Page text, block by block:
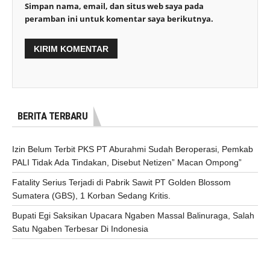
Simpan nama, email, dan situs web saya pada
peramban ini untuk komentar saya berikutnya.
BERITA TERBARU
Izin Belum Terbit PKS PT Aburahmi Sudah Beroperasi, Pemkab
PALI Tidak Ada Tindakan, Disebut Netizen” Macan Ompong”
Fatality Serius Terjadi di Pabrik Sawit PT Golden Blossom
Sumatera (GBS), 1 Korban Sedang Kritis.
Bupati Egi Saksikan Upacara Ngaben Massal Balinuraga, Salah
Satu Ngaben Terbesar Di Indonesia